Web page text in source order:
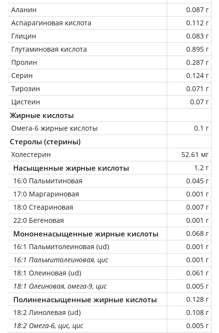
Аланин
0.087 г
Аспарагиновая кислота
0.112 г
Глицин
0.083 г
Глутаминовая кислота
0.895 г
Пролин
0.287 г
Серин
0.124 г
Тирозин
0.071 г
Цистеин
0.07 г
Жирные кислоты
Омега-6 жирные кислоты 0.1 г
Стеролы (стерины)
Холестерин 52.61 мг
Насыщенные жирные кислоты
1.2 г
16:0 Пальмитиновая
0.045 г
17:0 Маргариновая
0.001 г
18:0 Стеариновая
0.007 г
22:0 Бегеновая
0.001 г
Мононенасыщенные жирные кислоты
0.068 г
16:1 Пальмитолеиновая (ud)
0.001 г
16:1 Пальмитолеиновая, цис
0.001 г
18:1 Олеиновая (ud)
0.061 г
18:1 Олеиновая, омега-9, цис
0.005 г
Полиненасыщенные жирные кислоты
0.128 г
18:2 Линолевая (ud)
0.108 г
18:2 Омега-6, цис, цис
0.005 г